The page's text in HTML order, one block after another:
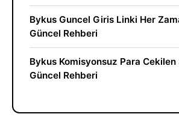
Bykus Guncel Giris Linki Her
Güncel Rehberi
Bykus Komisyonsuz Para
Güncel Rehberi